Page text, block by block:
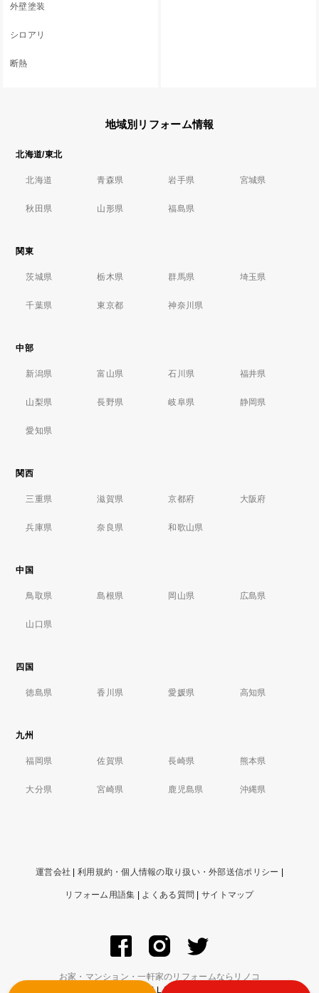
外壁塗装
シロアリ
断熱
地域別リフォーム情報
北海道/東北
北海道 青森県 岩手県 宮城県
秋田県 山形県 福島県
関東
茨城県 栃木県 群馬県 埼玉県
千葉県 東京都 神奈川県
中部
新潟県 富山県 石川県 福井県
山梨県 長野県 岐阜県 静岡県
愛知県
関西
三重県 滋賀県 京都府 大阪府
兵庫県 奈良県 和歌山県
中国
鳥取県 島根県 岡山県 広島県
山口県
四国
徳島県 香川県 愛媛県 高知県
九州
福岡県 佐賀県 長崎県 熊本県
大分県 宮崎県 鹿児島県 沖縄県
運営会社 利用規約・個人情報の取り扱い・外部送信ポリシー
リフォーム用語集 よくある質問 サイトマップ
お家・マンション・一軒家のリフォームならリノコ
© ZIGExN Co., Ltd. ALL RIGHTS RESERVED.